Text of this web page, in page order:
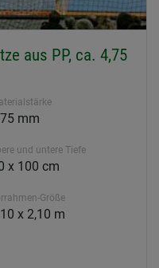
aus PP, ca. 4,75
mm
und untere Tiefe
x 100 cm
Größe
x 2,10 m